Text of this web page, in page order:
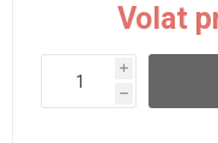
Volat
i
h